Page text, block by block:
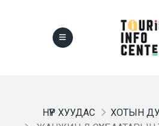
НҮҮР ХУУДАС
ХОТЫН